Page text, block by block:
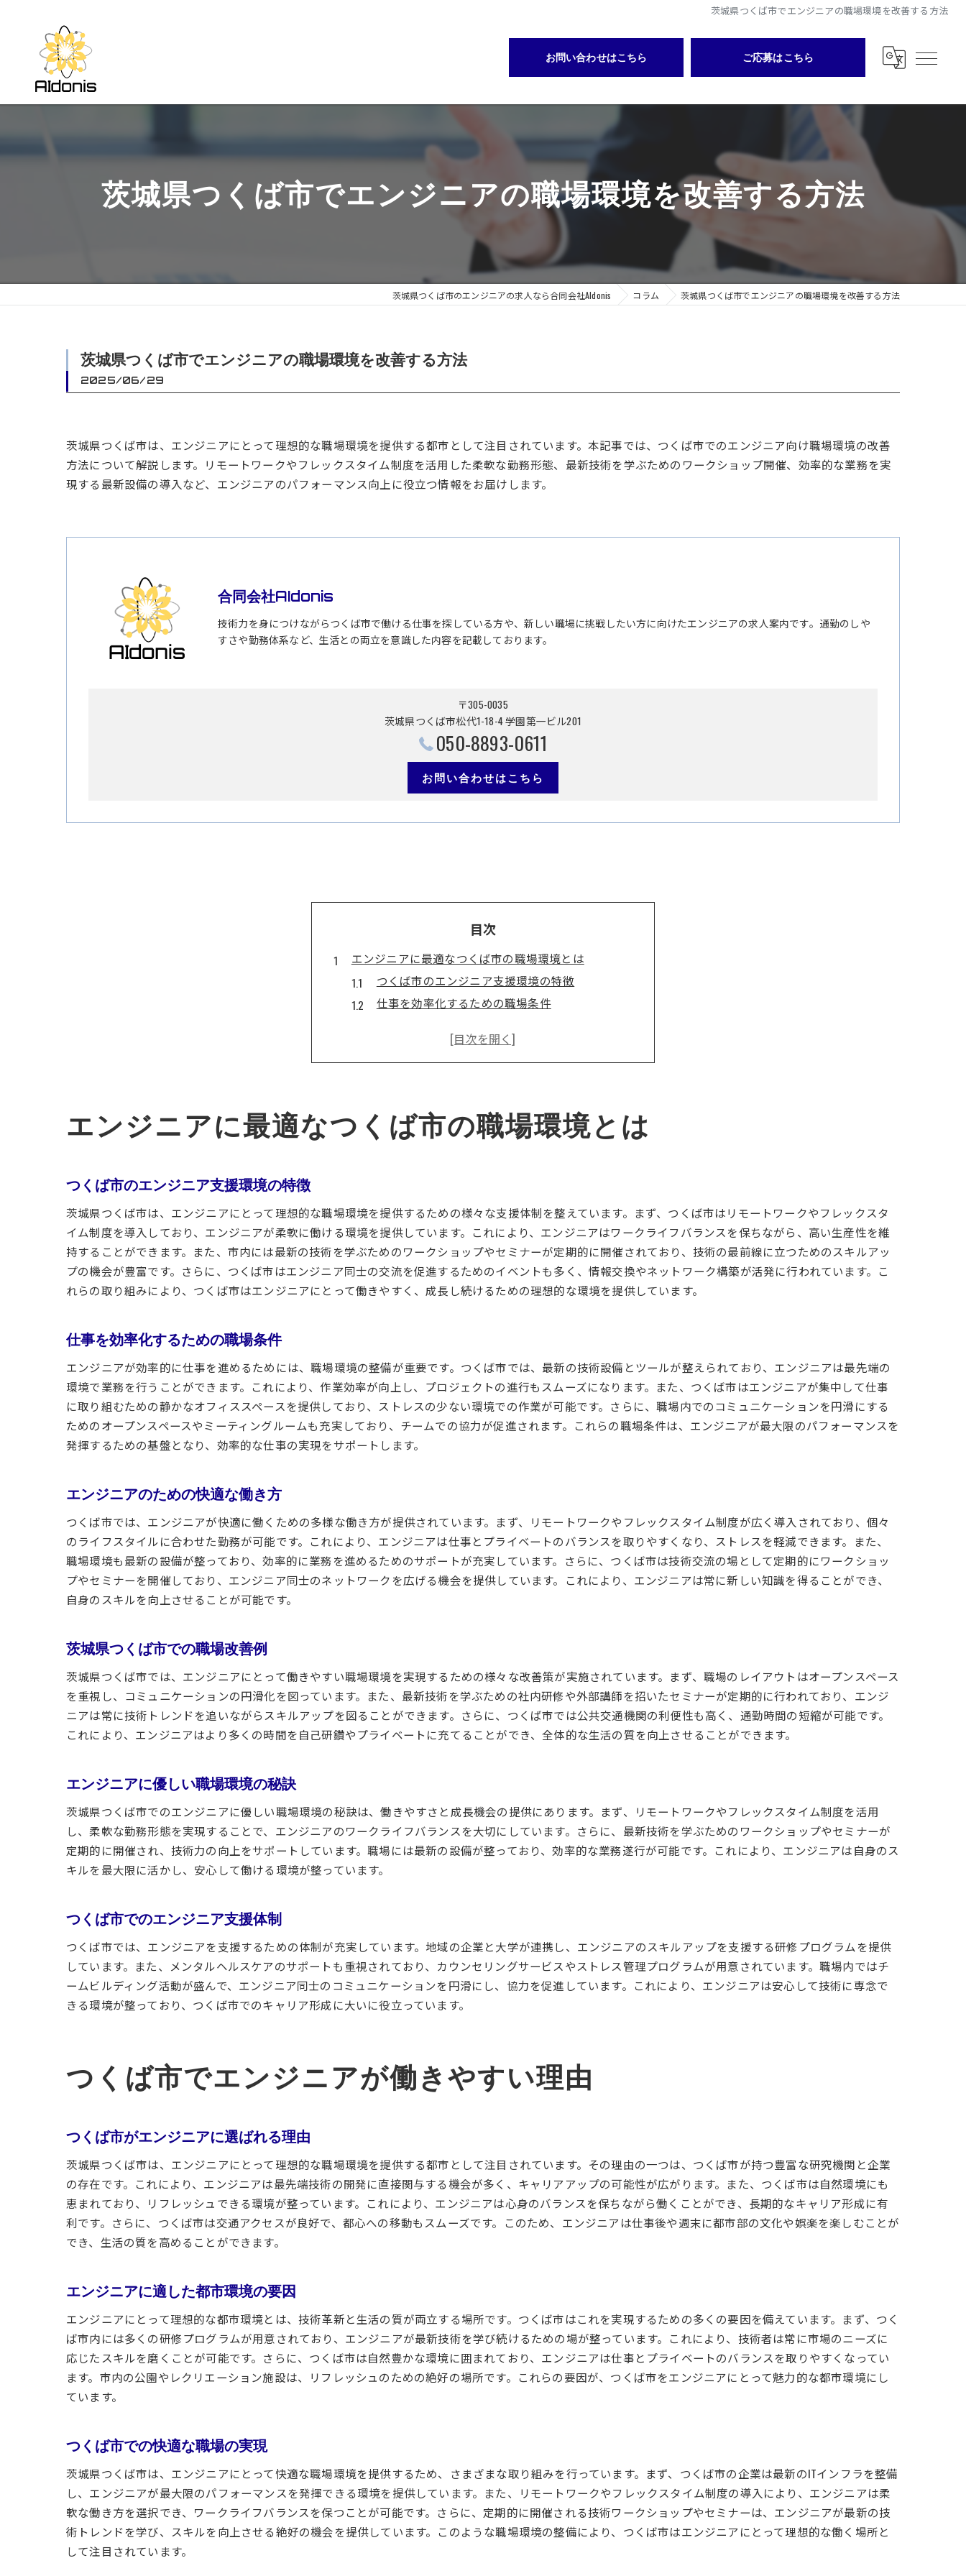
茨城県つくば市でエンジニアの職場環境を改善する方法
お問い合わせはこちら ご応募はこちら
茨城県つくば市でエンジニアの職場環境を改善する方法
茨城県つくば市のエンジニアの求人なら合同会社AIdonis コラム 茨城県つくば市でエンジニアの職場環境を改善する方法
茨城県つくば市でエンジニアの職場環境を改善する方法
2025/06/29
茨城県つくば市は、エンジニアにとって理想的な職場環境を提供する都市として注目されています。本記事では、つくば市でのエンジニア向け職場環境の改善
方法について解説します。リモートワークやフレックスタイム制度を活用した柔軟な勤務形態、最新技術を学ぶためのワークショップ開催、効率的な業務を実
現する最新設備の導入など、エンジニアのパフォーマンス向上に役立つ情報をお届けします。
合同会社AIdonis
技術力を身につけながらつくば市で働ける仕事を探している方や、新しい職場に挑戦したい方に向けたエンジニアの求人案内です。通勤のしや
すさや勤務体系など、生活との両立を意識した内容を記載しております。
〒305-0035
茨城県つくば市松代1-18-4 学園第一ビル201
050-8893-0611
お問い合わせはこちら
目次
エンジニアに最適なつくば市の職場環境とは
つくば市のエンジニア支援環境の特徴
仕事を効率化するための職場条件
茨城県つくば市での職場改善例
つくば市でエンジニアが働きやすい理由
つくば市がエンジニアに選ばれる理由
柔軟な勤務制度が支持される理由
エンジニアが働きやすい都市の条件
柔軟な働き方が可能なつくば市のエンジニア職場
リモートワークを促進する環境整備
ワークライフバランスを重視した環境
柔軟な勤務が可能な理由とその効果
エンジニアに優しい勤務形態の提供
最新設備が揃うつくば市のエンジニアオフィス
つくば市で導入される最新テクノロジー
つくば市の先進的な職場設備の特徴
エンジニアオフィスの最新トレンド
最新設備がもたらす業務効率の向上
つくば市でエンジニアに人気のワークショップ
交流を促進する人気ワークショップ
エンジニアに評判の高い学習イベント
スキルアップのための学習機会提供
リモートワークが充実したつくば市の職場
つくば市のリモートワーク成功例
エンジニアが選ぶリモートワークの利点
職場以外での仕事の充実した方法
つくば市でのリモートワーク体験談
スキル向上を目指すための戦略
つくば市でのエンジニア育成プログラム
技術力を向上させるための実践方法
エンジニアのスキル成長事例紹介
最新職場環境でのエンジニアの活用法
つくば市の環境がエンジニアに与える影響
エンジニアにおける最新環境の重要性
つくば市の最新職場環境の独自性
エンジニアに最適なつくば市の職場環境とは
つくば市のエンジニア支援環境の特徴
茨城県つくば市は、エンジニアにとって理想的な職場環境を提供するための様々な支援体制を整えています。まず、つくば市はリモートワークやフレックスタ
イム制度を導入しており、エンジニアが柔軟に働ける環境を提供しています。これにより、エンジニアはワークライフバランスを保ちながら、高い生産性を維
持することができます。また、市内には最新の技術を学ぶためのワークショップやセミナーが定期的に開催されており、技術の最前線に立つためのスキルアッ
プの機会が豊富です。さらに、つくば市はエンジニア同士の交流を促進するためのイベントも多く、情報交換やネットワーク構築が活発に行われています。こ
れらの取り組みにより、つくば市はエンジニアにとって働きやすく、成長し続けるための理想的な環境を提供しています。
仕事を効率化するための職場条件
エンジニアが効率的に仕事を進めるためには、職場環境の整備が重要です。つくば市では、最新の技術設備とツールが整えられており、エンジニアは最先端の
環境で業務を行うことができます。これにより、作業効率が向上し、プロジェクトの進行もスムーズになります。また、つくば市はエンジニアが集中して仕事
に取り組むための静かなオフィススペースを提供しており、ストレスの少ない環境での作業が可能です。さらに、職場内でのコミュニケーションを円滑にする
ためのオープンスペースやミーティングルームも充実しており、チームでの協力が促進されます。これらの職場条件は、エンジニアが最大限のパフォーマンスを
発揮するための基盤となり、効率的な仕事の実現をサポートします。
エンジニアのための快適な働き方
つくば市では、エンジニアが快適に働くための多様な働き方が提供されています。まず、リモートワークやフレックスタイム制度が広く導入されており、個々
のライフスタイルに合わせた勤務が可能です。これにより、エンジニアは仕事とプライベートのバランスを取りやすくなり、ストレスを軽減できます。また、
職場環境も最新の設備が整っており、効率的に業務を進めるためのサポートが充実しています。さらに、つくば市は技術交流の場として定期的にワークショッ
プやセミナーを開催しており、エンジニア同士のネットワークを広げる機会を提供しています。これにより、エンジニアは常に新しい知識を得ることができ、
自身のスキルを向上させることが可能です。
茨城県つくば市での職場改善例
茨城県つくば市では、エンジニアにとって働きやすい職場環境を実現するための様々な改善策が実施されています。まず、職場のレイアウトはオープンスペース
を重視し、コミュニケーションの円滑化を図っています。また、最新技術を学ぶための社内研修や外部講師を招いたセミナーが定期的に行われており、エンジ
ニアは常に技術トレンドを追いながらスキルアップを図ることができます。さらに、つくば市では公共交通機関の利便性も高く、通勤時間の短縮が可能です。
これにより、エンジニアはより多くの時間を自己研鑽やプライベートに充てることができ、全体的な生活の質を向上させることができます。
エンジニアに優しい職場環境の秘訣
茨城県つくば市でのエンジニアに優しい職場環境の秘訣は、働きやすさと成長機会の提供にあります。まず、リモートワークやフレックスタイム制度を活用
し、柔軟な勤務形態を実現することで、エンジニアのワークライフバランスを大切にしています。さらに、最新技術を学ぶためのワークショップやセミナーが
定期的に開催され、技術力の向上をサポートしています。職場には最新の設備が整っており、効率的な業務遂行が可能です。これにより、エンジニアは自身のス
キルを最大限に活かし、安心して働ける環境が整っています。
つくば市でのエンジニア支援体制
つくば市では、エンジニアを支援するための体制が充実しています。地域の企業と大学が連携し、エンジニアのスキルアップを支援する研修プログラムを提供
しています。また、メンタルヘルスケアのサポートも重視されており、カウンセリングサービスやストレス管理プログラムが用意されています。職場内ではチ
ームビルディング活動が盛んで、エンジニア同士のコミュニケーションを円滑にし、協力を促進しています。これにより、エンジニアは安心して技術に専念で
きる環境が整っており、つくば市でのキャリア形成に大いに役立っています。
つくば市でエンジニアが働きやすい理由
つくば市がエンジニアに選ばれる理由
茨城県つくば市は、エンジニアにとって理想的な職場環境を提供する都市として注目されています。その理由の一つは、つくば市が持つ豊富な研究機関と企業
の存在です。これにより、エンジニアは最先端技術の開発に直接関与する機会が多く、キャリアアップの可能性が広がります。また、つくば市は自然環境にも
恵まれており、リフレッシュできる環境が整っています。これにより、エンジニアは心身のバランスを保ちながら働くことができ、長期的なキャリア形成に有
利です。さらに、つくば市は交通アクセスが良好で、都心への移動もスムーズです。このため、エンジニアは仕事後や週末に都市部の文化や娯楽を楽しむことが
でき、生活の質を高めることができます。
エンジニアに適した都市環境の要因
エンジニアにとって理想的な都市環境とは、技術革新と生活の質が両立する場所です。つくば市はこれを実現するための多くの要因を備えています。まず、つく
ば市内には多くの研修プログラムが用意されており、エンジニアが最新技術を学び続けるための場が整っています。これにより、技術者は常に市場のニーズに
応じたスキルを磨くことが可能です。さらに、つくば市は自然豊かな環境に囲まれており、エンジニアは仕事とプライベートのバランスを取りやすくなってい
ます。市内の公園やレクリエーション施設は、リフレッシュのための絶好の場所です。これらの要因が、つくば市をエンジニアにとって魅力的な都市環境にし
ています。
つくば市での快適な職場の実現
茨城県つくば市は、エンジニアにとって快適な職場環境を提供するため、さまざまな取り組みを行っています。まず、つくば市の企業は最新のITインフラを整備
し、エンジニアが最大限のパフォーマンスを発揮できる環境を提供しています。また、リモートワークやフレックスタイム制度の導入により、エンジニアは柔
軟な働き方を選択でき、ワークライフバランスを保つことが可能です。さらに、定期的に開催される技術ワークショップやセミナーは、エンジニアが最新の技
術トレンドを学び、スキルを向上させる絶好の機会を提供しています。このような職場環境の整備により、つくば市はエンジニアにとって理想的な働く場所と
して注目されています。